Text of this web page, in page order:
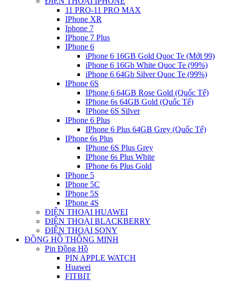
11 PRO-11 PRO MAX
IPhone XR
Iphone 7
IPhone 7 Plus
IPhone 6
iPhone 6 16GB Gold Quoc Te (Mới 99)
iPhone 6 16Gb White Quoc Te (99%)
iPhone 6 64Gb Silver Quoc Te (99%)
IPhone 6S
IPhone 6 64GB Rose Gold (Quốc Tế)
IPhone 6s 64GB Gold (Quốc Tế)
IPhone 6S Silver
IPhone 6 Plus
IPhone 6 Plus 64GB Grey (Quốc Tế)
IPhone 6s Plus
IPhone 6S Plus Grey
IPhone 6s Plus White
IPhone 6s Plus Gold
IPhone 5
IPhone 5C
IPhone 5S
IPhone 4S
ĐIỆN THOẠI HUAWEI
ĐIỆN THOẠI BLACKBERRY
ĐIỆN THOẠI SONY
ĐỒNG HỒ THÔNG MINH
Pin Đồng Hồ
PIN APPLE WATCH
Huawei
FITBIT